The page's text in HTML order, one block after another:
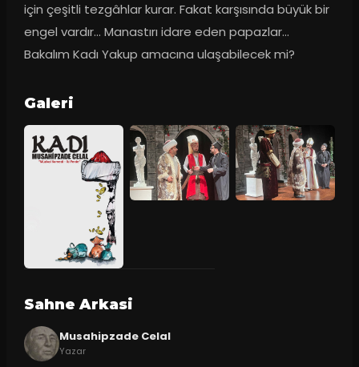
için çeşitli tezgâhlar kurar. Fakat karşısında büyük bir
engel vardır... Manastırı idare eden papazlar...
Bakalım Kadı Yakup amacına ulaşabilecek mi?
Galeri
Sahne Arkasi
Musahipzade Celal
Yazar